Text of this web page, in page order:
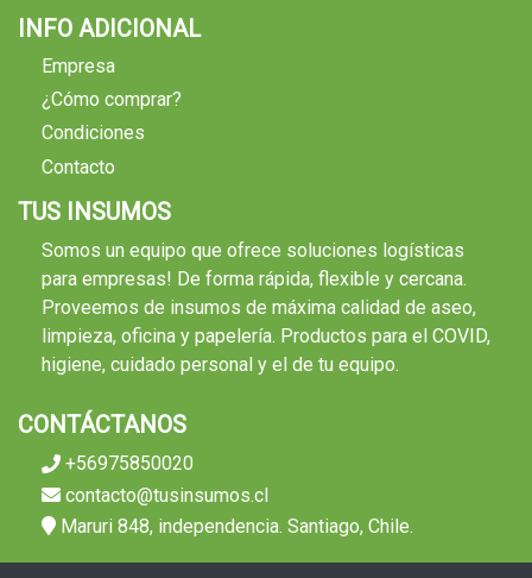
INFO ADICIONAL
Empresa
¿Cómo comprar?
Condiciones
Contacto
TUS INSUMOS
Somos un equipo que ofrece soluciones logísticas
para empresas! De forma rápida, flexible y cercana.
Proveemos de insumos de máxima calidad de aseo,
limpieza, oficina y papelería. Productos para el COVID,
higiene, cuidado personal y el de tu equipo.
CONTÁCTANOS
+56975850020
contacto@tusinsumos.cl
Maruri 848, independencia. Santiago, Chile.